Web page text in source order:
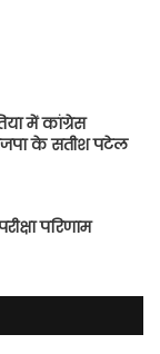
में कांग्रेस
के सतीश पटेल
परिणाम